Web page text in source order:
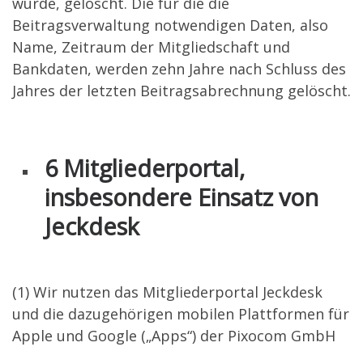
Beitragsverwaltung notwendigen Daten, also
Name, Zeitraum der Mitgliedschaft und
Bankdaten, werden zehn Jahre nach Schluss des
Jahres der letzten Beitragsabrechnung gelöscht.
6 Mitgliederportal,
insbesondere Einsatz von
Jeckdesk
(1) Wir nutzen das Mitgliederportal Jeckdesk
und die dazugehörigen mobilen Plattformen für
Apple und Google („Apps“) der Pixocom GmbH